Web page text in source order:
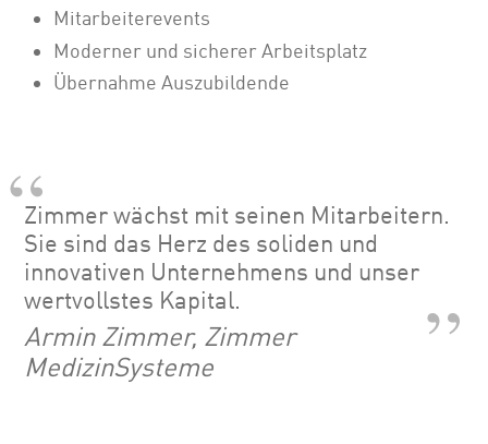
Mitarbeiterevents
Moderner und sicherer Arbeitsplatz
Übernahme Auszubildende
Zimmer wächst mit seinen Mitarbeitern.
Sie sind das Herz des soliden und
innovativen Unternehmens und unser
wertvollstes Kapital.
Armin Zimmer, Zimmer
MedizinSysteme